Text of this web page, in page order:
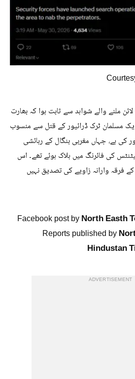
ملنے والے شواہد سے ثابت ہوا کہ بھارت
مسلمان ٹرک ڈرائیور کے قتل سے منسوب
کی ہے، جہاں مغربی بنگال کے رہائشی
کی فائرنگ میں ہلاک ہوئے تھے۔ اس
فرقہ وارانہ زاویے کی تصدیق نہیں
Facebook post byNorth Easth
Reports published by
Hindustan
ADVERTISEMENT